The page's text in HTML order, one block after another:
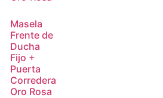
Masela
Frente de
Ducha
Fijo +
Puerta
Corredera
Oro Rosa